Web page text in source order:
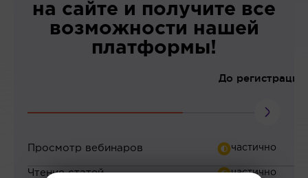
на сайте и получите все
возможности нашей
платформы!
До регистрации
Просмотр вебинаров
Чтение статей